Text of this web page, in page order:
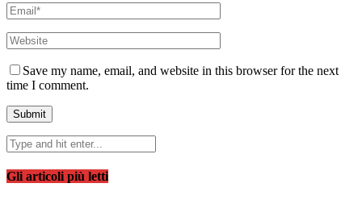
Save my name, email, and website in this browser for the next
time I comment.
Gli articoli più letti